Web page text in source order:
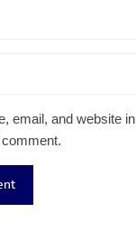
email, and website